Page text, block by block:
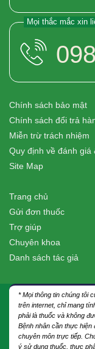
Mọi thắc mắc xin
Chính sách bảo mật
Chính sách đổi trả
Miễn trừ trách nhiệm
Quy định về đánh giá
Site Map
Trang chủ
Gửi đơn thuốc
Trợ giúp
Chuyên khoa
Danh sách tác giả
* Mọi thông tin chúng tôi
trên internet, chỉ mang
phải là thuốc và không
Bệnh nhân cần thực
chuyên môn trực tiếp.
ý sử dụng thuốc, thực